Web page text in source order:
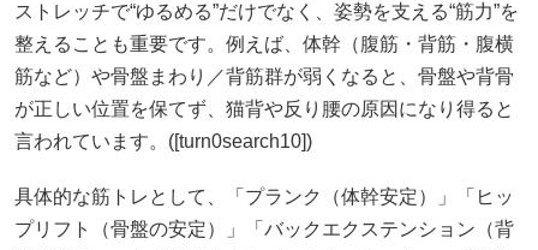
ストレッチで“ゆるめる”だけでなく、姿勢を支える“筋力”を
整えることも重要です。例えば、体幹（腹筋・背筋・腹横
筋など）や骨盤まわり／背筋群が弱くなると、骨盤や背骨
が正しい位置を保てず、猫背や反り腰の原因になり得ると
言われています。([turn0search10])
具体的な筋トレとして、「プランク（体幹安定）」「ヒッ
プリフト（骨盤の安定）」「バックエクステンション（背